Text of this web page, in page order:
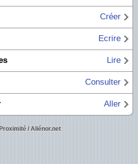
Créer
Ecrire
Lire
Consulter
Aller
/ Aliénor.net